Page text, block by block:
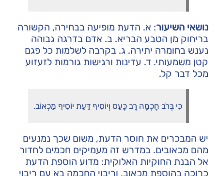
נושאי השיעור: א. הדעת מופיעה בבחירה, הקשורה
בריחוק מן הטבע הבריא. ב. אדם בדרגה גבוהה
נענש בחומרה יתירה. ג. בקרבה לשלמות כל פגם
קטן משמעותי. ד. עדינות ורגישות גורמות לזעזוע
מכל דבר קל.
כִּי בְּרֹב חָכְמָה רָב כָּעַס וְיוֹסִיף דַּעַת יוֹסִיף מַכְאוֹב.
יש המבכרים את חוסר הדעת, משום שכך נמנעים
מהם מכאובים. במדרש זה מעמיקים חכמים לחדור
אל הבנת החוקיות האלוקית: מדוע הוספת הדעת
כרוכה בהוספת מכאוב, וריבוי החכמה בא עם ריבוי